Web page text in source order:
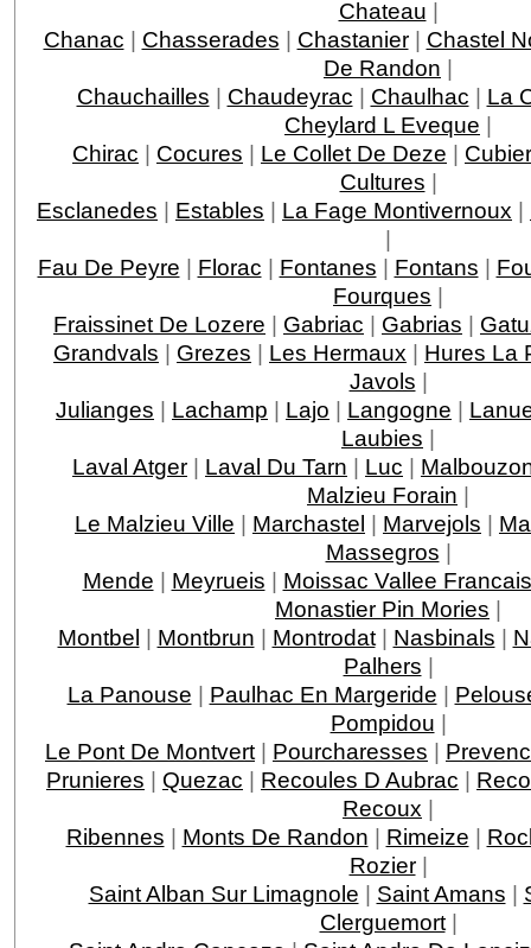
Chateau |
Chanac | Chasserades | Chastanier| Chastel
De Randon |
Chauchailles | Chaudeyrac | Chaulhac | La
Cheylard L Eveque |
Chirac | Cocures | Le Collet De Deze |
Cultures |
Esclanedes | Estables | La Fage Montivernoux |
|
Fau De Peyre | Florac | Fontanes | Fontans |
Fourques |
Fraissinet De Lozere | Gabriac | Gabrias |
Grandvals | Grezes | Les Hermaux | Hures La
Javols |
Julianges | Lachamp | Lajo | Langogne |
Laubies |
Laval Atger | Laval Du Tarn | Luc |
Malzieu Forain |
Le Malzieu Ville | Marchastel | Marvejols |
Massegros |
Mende | Meyrueis | Moissac Vallee
Monastier Pin Mories |
Montbel | Montbrun | Montrodat| Nasbinals |
Palhers |
La Panouse | Paulhac En Margeride |
Pompidou |
Le Pont De Montvert | Pourcharesses |
Prunieres | Quezac | Recoules D Aubrac |
Recoux |
Ribennes | Monts De Randon | Rimeize |
Rozier|
Saint Alban Sur Limagnole | Saint Amans |
Clerguemort|